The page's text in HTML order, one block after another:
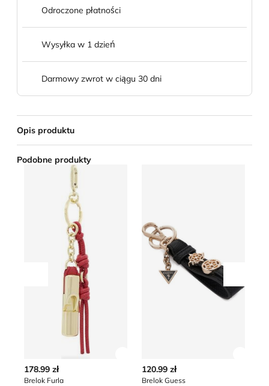
Odroczone płatności
Wysyłka w 1 dzień
Darmowy zwrot w ciągu 30 dni
Opis produktu
Podobne produkty
Przesuń w lewo
Brelok Furla
178.99 zł
Brelok Furla
120.99 zł
Brelok Guess